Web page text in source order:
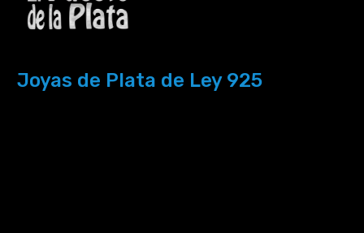
Joyas de Plata de Ley 925